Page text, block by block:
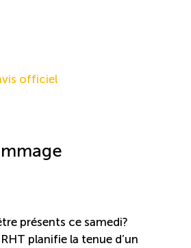
officiel
présents ce samedi?
planifie la tenue d’un